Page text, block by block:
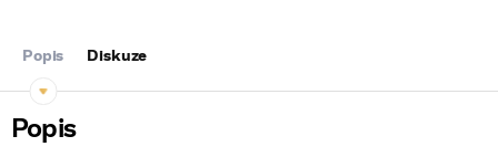
Popis Diskuze